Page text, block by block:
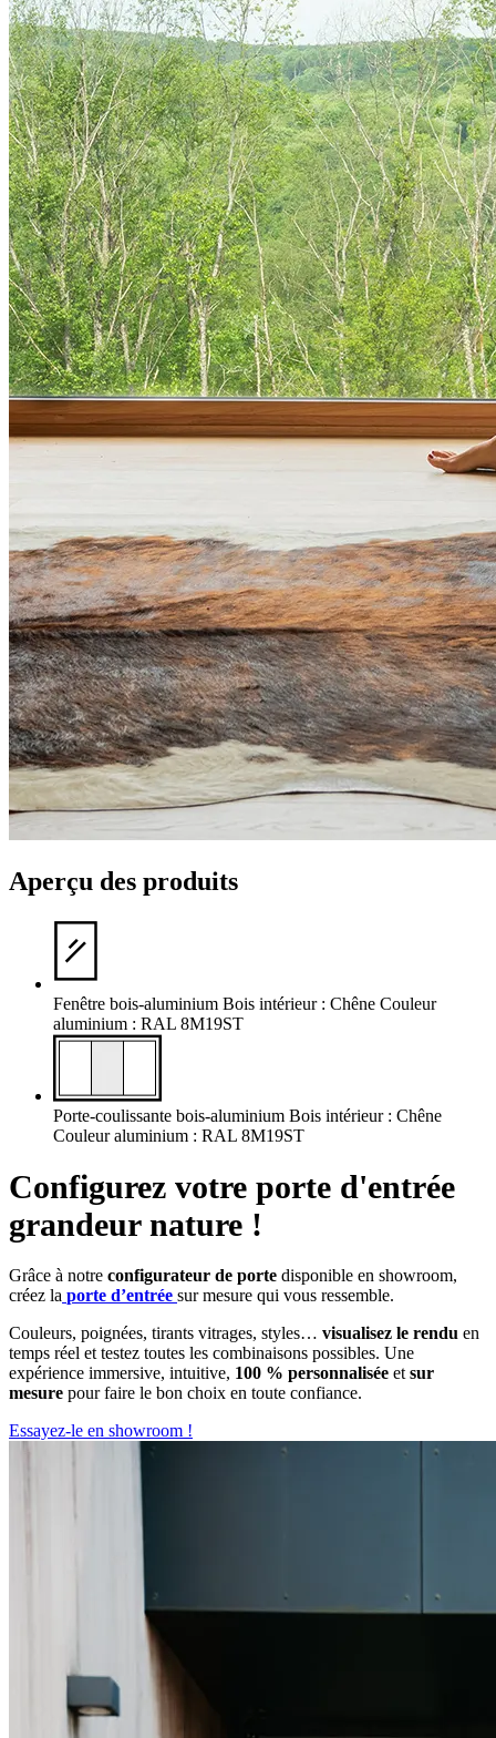
Aperçu des produits
Fenêtre bois-aluminium Bois intérieur : Chêne Couleur
aluminium : RAL 8M19ST
Porte-coulissante bois-aluminium Bois intérieur : Chêne
Couleur aluminium : RAL 8M19ST
Configurez votre porte d'entrée
grandeur nature !
Grâce à notre configurateur de porte disponible en showroom,
créez la porte d’entrée sur mesure qui vous ressemble.
Couleurs, poignées, tirants vitrages, styles… visualisez le rendu en
temps réel et testez toutes les combinaisons possibles. Une
expérience immersive, intuitive, 100 % personnalisée et sur
mesure pour faire le bon choix en toute confiance.
Essayez-le en showroom !